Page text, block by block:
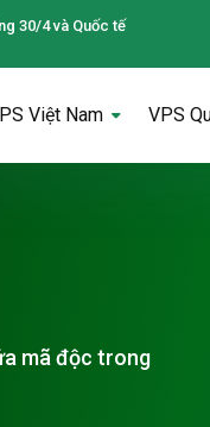
30/4 và Quốc tế
Việt Nam VPS
mã độc trong